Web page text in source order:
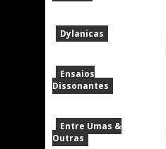
Dylanicas
Ensaios
Dissonantes
Entre Umas &
Outras